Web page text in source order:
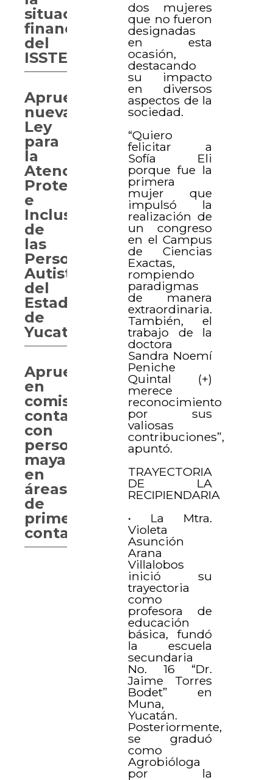
dos mujeres
que no fueron
designadas
en esta
ocasión,
destacando
su impacto
en diversos
aspectos de la
sociedad.
“Quiero
felicitar a
Sofía Eli
porque fue la
primera
mujer que
impulsó la
realización de
un congreso
en el Campus
de Ciencias
Exactas,
rompiendo
paradigmas
de manera
extraordinaria.
También, el
trabajo de la
doctora
Sandra Noemí
Peniche
Quintal (+)
merece
reconocimiento
por sus
valiosas
contribuciones”,
apuntó.
TRAYECTORIA
DE LA
RECIPIENDARIA
• La Mtra.
Violeta
Asunción
Arana
Villalobos
inició su
trayectoria
como
profesora de
educación
básica, fundó
la escuela
secundaria
No. 16 “Dr.
Jaime Torres
Bodet” en
Muna,
Yucatán.
Posteriormente,
se graduó
como
Agrobióloga
por la
situación
financiera
del
ISSTEY
Aprueban
nueva
Ley
para
la
Atención,
Protección
e
Inclusión
de
las
Personas
Autistas
del
Estado
de
Yucatán
Aprueban
en
comisión
contar
con
personal
mayahablante
en
áreas
de
primer
contacto